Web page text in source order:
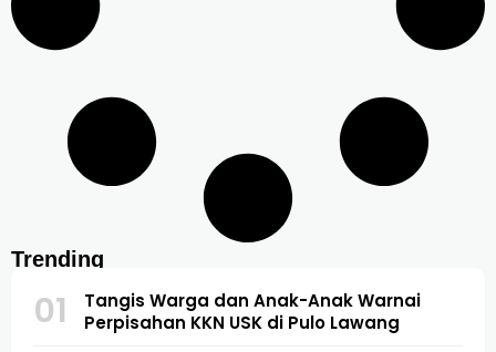
Trending
01
Tangis Warga dan Anak-Anak Warnai
Perpisahan KKN USK di Pulo Lawang